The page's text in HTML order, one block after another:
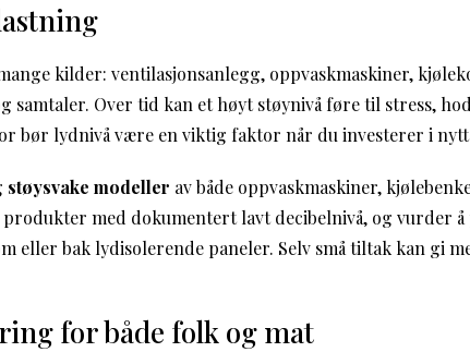
kilder: ventilasjonsanlegg, oppvaskmaskiner,
samtaler. Over tid kan et høyt støynivå føre til stress,
bør lydnivå være en viktig faktor når du investerer i
støysvake modeller av både oppvaskmaskiner,
med dokumentert lavt decibelnivå, og vurder å
eller bak lydisolerende paneler. Selv små tiltak kan gi
for både folk og mat